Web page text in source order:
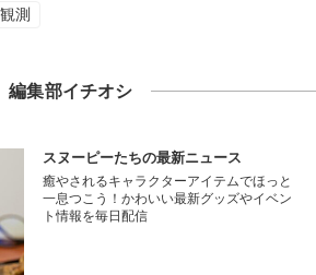
測
編集部イチオシ
スヌーピーたちの最新ニュース
癒やされるキャラクターアイテムでほっと
一息つこう！かわいい最新グッズやイベン
ト情報を毎日配信